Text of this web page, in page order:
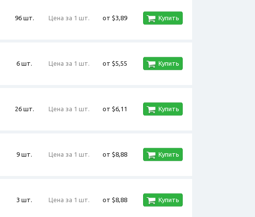
96 шт. Цена за 1 шт. от $3,89 Купить
6 шт. Цена за 1 шт. от $5,55 Купить
26 шт. Цена за 1 шт. от $6,11 Купить
9 шт. Цена за 1 шт. от $8,88 Купить
3 шт. Цена за 1 шт. от $8,88 Купить